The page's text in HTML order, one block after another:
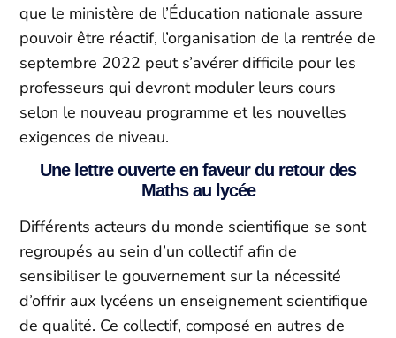
que le ministère de l’Éducation nationale assure
pouvoir être réactif, l’organisation de la rentrée de
septembre 2022 peut s’avérer difficile pour les
professeurs qui devront moduler leurs cours
selon le nouveau programme et les nouvelles
exigences de niveau.
Une lettre ouverte en faveur du retour des
Maths au lycée
Différents acteurs du monde scientifique se sont
regroupés au sein d’un collectif afin de
sensibiliser le gouvernement sur la nécessité
d’offrir aux lycéens un enseignement scientifique
de qualité. Ce collectif, composé en autres de